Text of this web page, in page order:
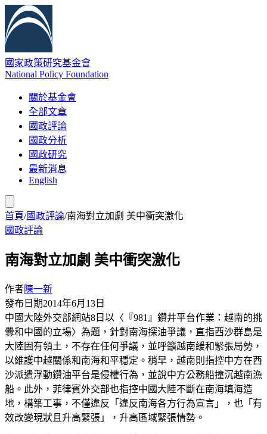
國家政策研究基金會
National Policy Foundation
關於基金會
全部文章
國政評論
國政分析
國政研究
最新消息
English
首頁/國政評論/南海對立加劇 美中衝突激化
國政評論
南海對立加劇 美中衝突激化
作者陳一新
發布日期2014年6月13日
中國大陸外交部網站8日以〈『981』鑽井平台作業：越南的挑
釁和中國的立場〉為題，針對南海探油爭議，直指西沙群島是
大陸固有領土，不存在任何爭議，並呼籲越南緩和緊張局勢，
以維護中越關係和南海和平穩定。稍早，越南則指控中方在西
沙派遣浮動鑽油平台是侵權行為，並說中方公務船撞沉越南漁
船。此外，菲律賓外交部也指控中國大陸不斷在南海填海造
地，構築工事，不僅違反「違反南海各方行為宣言」，也「有
效改變現狀且升高緊張」，升高區域緊張情勢。